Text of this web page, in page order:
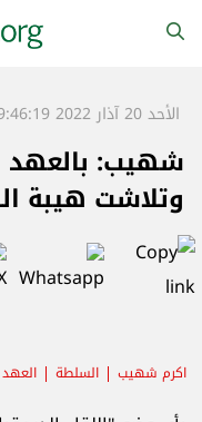
الأحد 20 آذار 2022 19:46:19
شهيب:
وتلاشت هيبة
اكرم شهيب السلطة العهد